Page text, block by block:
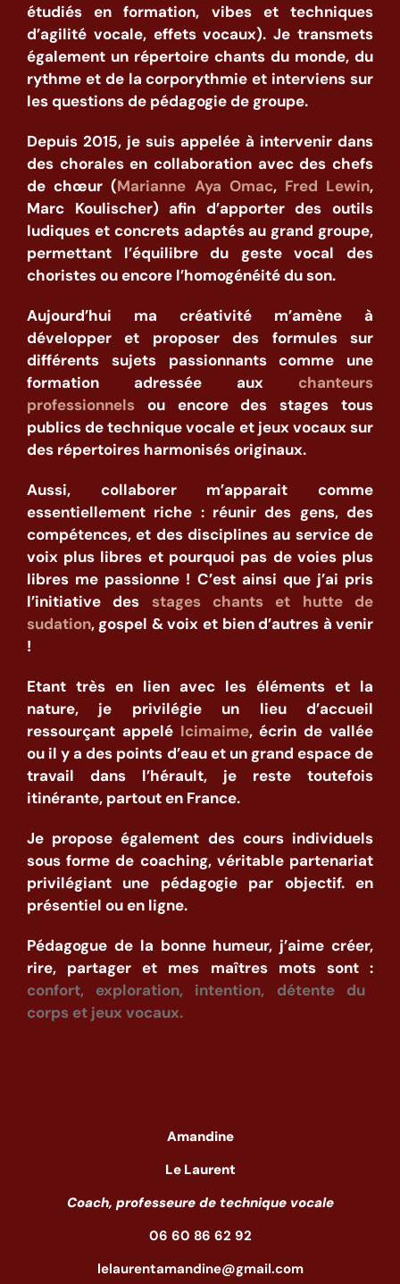
étudiés en formation, vibes et techniques
d’agilité vocale, effets vocaux).Je transmets
également un répertoire chants du monde, du
rythme et de la corporythmie et interviens sur
les questions de pédagogie de groupe.
Depuis 2015, je suis appelée à intervenir dans
des chorales en collaboration avec des chefs
de chœur (Marianne Aya Omac, Fred Lewin,
Marc Koulischer) afin d’apporter des outils
ludiques et concrets adaptés au grand groupe,
permettant l’équilibre du geste vocal des
choristes ou encore l’homogénéité du son.
Aujourd’hui ma créativité m’amène à
développer et proposer des formules sur
différents sujets passionnants comme une
formation adressée aux chanteurs
professionnelsou encore des stages tous
publics de technique vocale et jeux vocaux sur
des répertoires harmonisés originaux.
Aussi, collaborer m’apparait comme
essentiellement riche : réunir des gens, des
compétences, et des disciplines au service de
voix plus libres et pourquoi pas de voies plus
libres me passionne ! C’est ainsi que j’ai pris
l’initiative des stages chants et hutte de
sudation, gospel & voix et bien d’autres à venir
!
Etant très en lien avec les éléments et la
nature, je privilégie un lieu d’accueil
ressourçant appelé Icimaime, écrin de vallée
ou il y a des points d’eau et un grand espace de
travail dans l’hérault, je reste toutefois
itinérante, partout en France.
Je propose également des cours individuels
sous forme de coaching, véritable partenariat
privilégiant une pédagogie par objectif. en
présentiel ou en ligne.
Pédagogue de la bonne humeur, j’aime créer,
rire, partager et mes maîtres mots sont :
confort, exploration, intention, détente du
corps et jeux vocaux.
Amandine
Le Laurent
Coach, professeure de technique vocale
06 60 86 62 92
lelaurentamandine@gmail.com